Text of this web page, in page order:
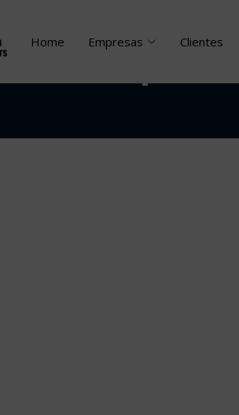
Home Empresas Clientes
Grup